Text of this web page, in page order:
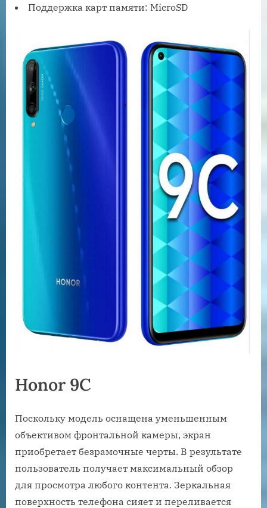
Поддержка карт памяти: MicroSD
Honor 9C
Поскольку модель оснащена уменьшенным
объективом фронтальной камеры, экран
приобретает безрамочные черты. В результате
пользователь получает максимальный обзор
для просмотра любого контента. Зеркальная
поверхность телефона сияет и переливается